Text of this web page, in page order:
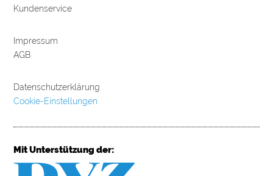
Kundenservice
Impressum
AGB
Datenschutzerklärung
Cookie-Einstellungen
Mit Unterstützung der: